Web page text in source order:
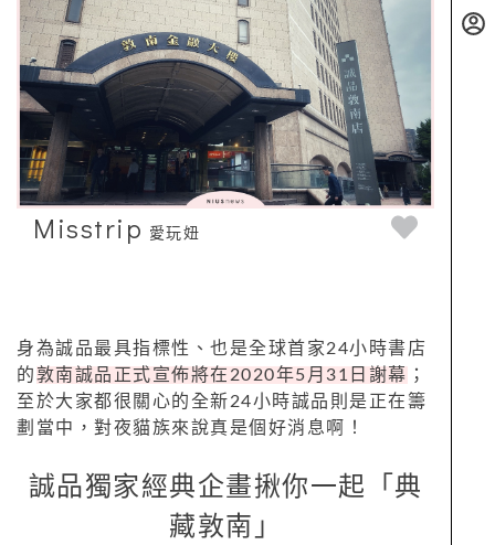
Misstrip 愛玩妞
身為誠品最具指標性、也是全球首家24小時書店
的敦南誠品正式宣佈將在 2020年5 月 31 日謝幕 ；
至於大家都很關心的全新24小時誠品則是正在籌
劃當中，對夜貓族來說真是個好消息啊！
誠品獨家經典企畫揪你一起「典
藏敦南」